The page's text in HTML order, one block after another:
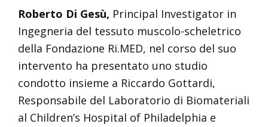
Roberto Di Gesù, Principal Investigator in
Ingegneria del tessuto muscolo-scheletrico
della Fondazione Ri.MED, nel corso del suo
intervento ha presentato uno studio
condotto insieme a Riccardo Gottardi,
Responsabile del Laboratorio di Biomateriali
al Children’s Hospital of Philadelphia e